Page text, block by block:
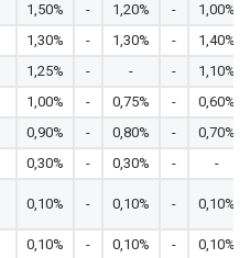
1,50% - 1,20% -
1,00%
1,30% - 1,30% -
1,40%
1,25% - - -
1,10%
1,00% - 0,75% -
0,60%
0,90% - 0,80% -
0,70%
0,30% - 0,30% -
-
0,10% - 0,10% - 0,10%
0,10% - 0,10% -
0,10%